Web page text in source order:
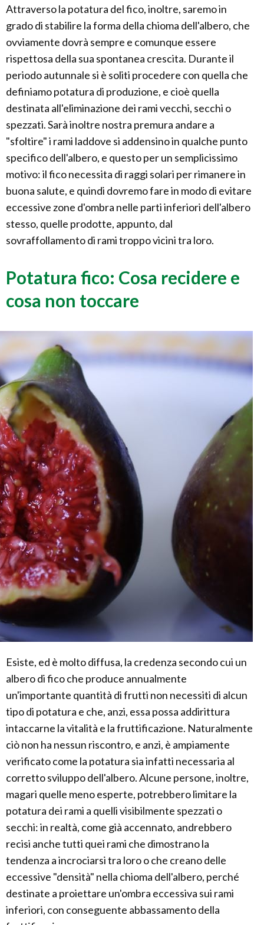
Attraverso la potatura del fico, inoltre, saremo in
grado di stabilire la forma della chioma dell'albero, che
ovviamente dovrà sempre e comunque essere
rispettosa della sua spontanea crescita. Durante il
periodo autunnale si è soliti procedere con quella che
definiamo potatura di produzione, e cioè quella
destinata all'eliminazione dei rami vecchi, secchi o
spezzati. Sarà inoltre nostra premura andare a
"sfoltire" i rami laddove si addensino in qualche punto
specifico dell'albero, e questo per un semplicissimo
motivo: il fico necessita di raggi solari per rimanere in
buona salute, e quindi dovremo fare in modo di evitare
eccessive zone d'ombra nelle parti inferiori dell'albero
stesso, quelle prodotte, appunto, dal
sovraffollamento di rami troppo vicini tra loro.
Potatura fico: Cosa recidere e
cosa non toccare
Esiste, ed è molto diffusa, la credenza secondo cui un
albero di fico che produce annualmente
un'importante quantità di frutti non necessiti di alcun
tipo di potatura e che, anzi, essa possa addirittura
intaccarne la vitalità e la fruttificazione. Naturalmente
ciò non ha nessun riscontro, e anzi, è ampiamente
verificato come la potatura sia infatti necessaria al
corretto sviluppo dell'albero. Alcune persone, inoltre,
magari quelle meno esperte, potrebbero limitare la
potatura dei rami a quelli visibilmente spezzati o
secchi: in realtà, come già accennato, andrebbero
recisi anche tutti quei rami che dimostrano la
tendenza a incrociarsi tra loro o che creano delle
eccessive "densità" nella chioma dell'albero, perché
destinate a proiettare un'ombra eccessiva sui rami
inferiori, con conseguente abbassamento della